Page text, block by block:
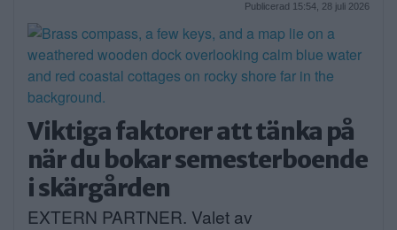
Publicerad 15:54, 28 juli 2026
Viktiga faktorer att tänka på
när du bokar semesterboende
i skärgården
EXTERN PARTNER. Valet av